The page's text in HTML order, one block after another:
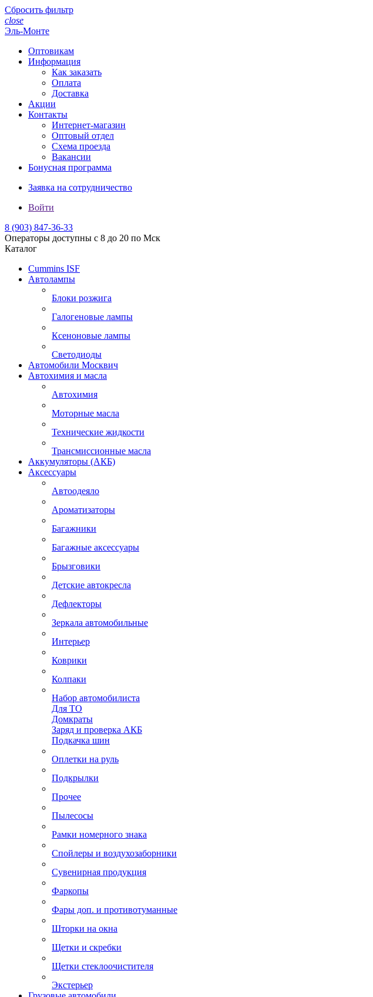
Сбросить фильтр
close
Эль-Монте
Оптовикам
Информация
Как заказать
Оплата
Доставка
Акции
Контакты
Интернет-магазин
Оптовый отдел
Схема проезда
Вакансии
Бонусная программа
Заявка на сотрудничество
Войти
8 (903) 847-36-33
Операторы доступны с 8 до 20 по Мск
Каталог
Cummins ISF
Автолампы
Блоки розжига
Галогеновые лампы
Ксеноновые лампы
Светодиоды
Автомобили Москвич
Автохимия и масла
Автохимия
Моторные масла
Технические жидкости
Трансмиссионные масла
Аккумуляторы (АКБ)
Аксессуары
Автоодеяло
Ароматизаторы
Багажники
Багажные аксессуары
Брызговики
Детские автокресла
Дефлекторы
Зеркала автомобильные
Интерьер
Коврики
Колпаки
Набор автомобилиста
Для ТО
Домкраты
Заряд и проверка АКБ
Подкачка шин
Оплетки на руль
Подкрылки
Прочее
Пылесосы
Рамки номерного знака
Спойлеры и воздухозаборники
Сувенирная продукция
Фаркопы
Фары доп. и противотуманные
Шторки на окна
Щетки и скребки
Щетки стеклоочистителя
Экстерьер